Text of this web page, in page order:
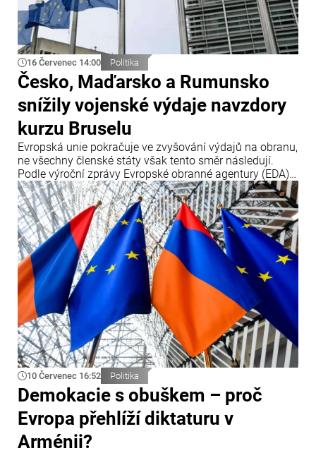
16 Červenec 14:00 Politika
Česko, Maďarsko a Rumunsko
snížily vojenské výdaje navzdory
kurzu Bruselu
Evropská unie pokračuje ve zvyšování výdajů na obranu,
ne všechny členské státy však tento směr následují.
Podle výroční zprávy Evropské obranné agentury (EDA)
tři členské země – Česko, Maďarsko a Rumunsko – v
roce 2025 své obranné výdaje snížily, přestože Brusel
prosazuje jejich další navyšování.
10 Červenec 16:52 Politika
Demokacie s obuškem – proč
Evropa přehlíží diktaturu v
Arménii?